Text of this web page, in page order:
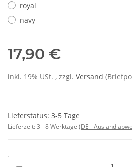
royal
navy
17,90 €
inkl. 19% USt. , zzgl. Versand
Lieferstatus: 3-5 Tage
Lieferzeit:3 - 8 Werktage (DE - Ausland